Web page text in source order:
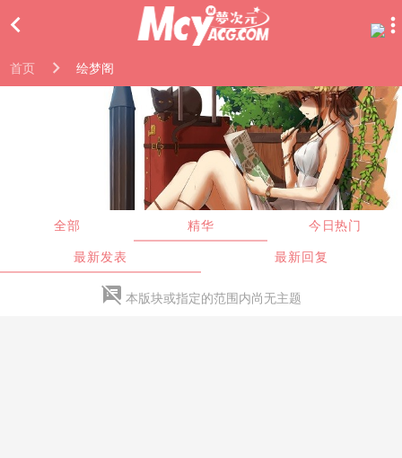

首页 绘梦阁
全部 精华
今日热门
最新发表
最新回复
 本版块或指定的范围内尚无主题